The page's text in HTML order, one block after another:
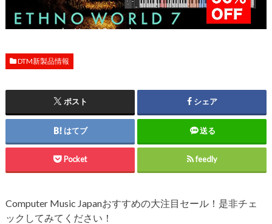
DTM新製品情報
ポスト シェア
はてブ 送る
Pocket feedly
Computer Music Japanおすすめの大注目セール！是非チェ
ックしてみてください！